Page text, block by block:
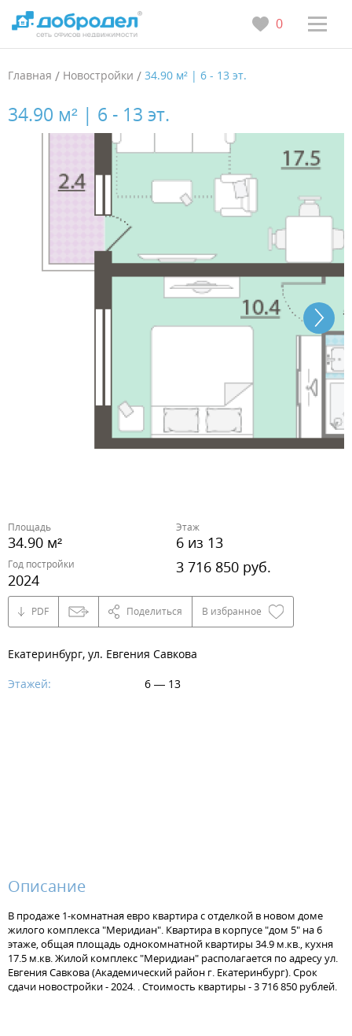
0
Главная / Новостройки / 34.90 м² | 6 - 13 эт.
34.90 м² | 6 - 13 эт.
Площадь
34.90 м²
Этаж
6 из 13
Год постройки
2024
3 716 850 руб.
PDF Поделиться В избранное
Екатеринбург, ул. Евгения Савкова
Этажей:
6 — 13
Описание
В продаже 1-комнатная евро квартира с отделкой в новом доме
жилого комплекса "Меридиан". Квартира в корпусе "дом 5" на 6
этаже, общая площадь однокомнатной квартиры 34.9 м.кв., кухня
17.5 м.кв. Жилой комплекс "Меридиан" располагается по адресу ул.
Евгения Савкова (Академический район г. Екатеринбург). Срок
сдачи новостройки - 2024. . Стоимость квартиры - 3 716 850 рублей.